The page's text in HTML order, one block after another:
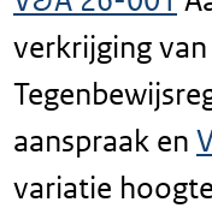
verkrijging
aanspraak en
variatie